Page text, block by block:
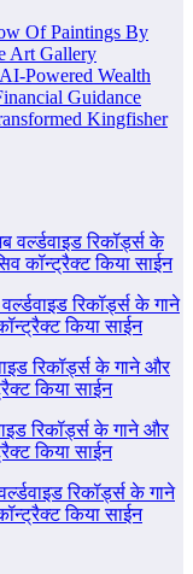
Of Paintings By
Art Gallery
Powered Wealth
Guidance
Kingfisher
वर्ल्डवाइड रिकॉर्ड्स के
कॉन्ट्रैक्ट किया साईन
रिकॉर्ड्स के गाने
किया साईन
रिकॉर्ड्स के गाने और
किया साईन
रिकॉर्ड्स के गाने और
किया साईन
रिकॉर्ड्स के गाने
किया साईन